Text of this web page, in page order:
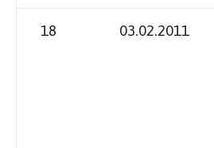
18 03.02.2011